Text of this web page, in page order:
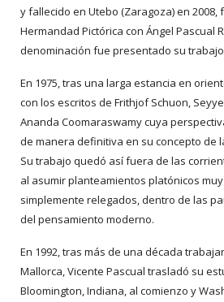
y fallecido en Utebo (Zaragoza) en 2008,
Hermandad Pictórica con Ángel Pascual
denominación fue presentado su trabajo
En 1975, tras una larga estancia en
con los escritos de Frithjof Schuon,
Ananda Coomaraswamy cuya
de manera definitiva en su concepto de
Su trabajo quedó así fuera de las
al asumir planteamientos platónicos
simplemente relegados, dentro de las
del pensamiento moderno.
En 1992, tras más de una década
Mallorca, Vicente Pascual trasladó su
Bloomington, Indiana, al comienzo y